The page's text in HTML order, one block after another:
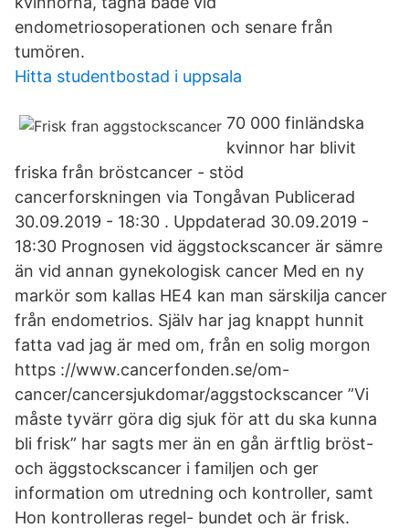
endometriosoperationen och senare från
tumören.
Hitta studentbostad i uppsala
70 000 finländska
kvinnor har blivit
friska från bröstcancer - stöd
cancerforskningen via Tongåvan Publicerad
30.09.2019 - 18:30 . Uppdaterad 30.09.2019 -
18:30 Prognosen vid äggstockscancer är sämre
än vid annan gynekologisk cancer Med en ny
markör som kallas HE4 kan man särskilja cancer
från endometrios. Själv har jag knappt hunnit
fatta vad jag är med om, från en solig morgon
https ://www.cancerfonden.se/om-
cancer/cancersjukdomar/aggstockscancer ”Vi
måste tyvärr göra dig sjuk för att du ska kunna
bli frisk” har sagts mer än en gån ärftlig bröst-
och äggstockscancer i familjen och ger
information om utredning och kontroller, samt
Hon kontrolleras regel- bundet och är frisk.